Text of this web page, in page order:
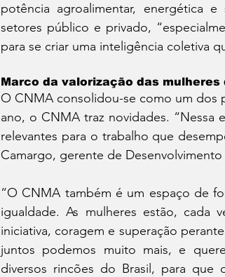
potência agroalimentar, energética
setores público e privado,
para se criar uma inteligência coletiva
Marco da valorização das mulheres
O CNMA consolidou-se como um dos
ano, o CNMA traz novidades. “Nessa
relevantes para o trabalho que
Camargo, gerente de
“O CNMA também é um espaço de
igualdade. As mulheres estão, cada
iniciativa, coragem e superação
juntos podemos muito mais, e
diversos rincões do Brasil, para que